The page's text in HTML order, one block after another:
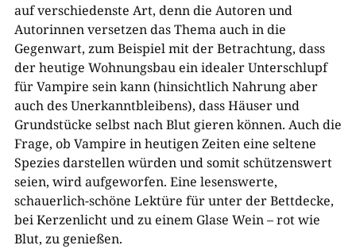
auf verschiedenste Art, denn die Autoren und
Autorinnen versetzen das Thema auch in die
Gegenwart, zum Beispiel mit der Betrachtung, dass
der heutige Wohnungsbau ein idealer Unterschlupf
für Vampire sein kann (hinsichtlich Nahrung aber
auch des Unerkanntbleibens), dass Häuser und
Grundstücke selbst nach Blut gieren können. Auch die
Frage, ob Vampire in heutigen Zeiten eine seltene
Spezies darstellen würden und somit schützenswert
seien, wird aufgeworfen. Eine lesenswerte,
schauerlich-schöne Lektüre für unter der Bettdecke,
bei Kerzenlicht und zu einem Glase Wein – rot wie
Blut, zu genießen.